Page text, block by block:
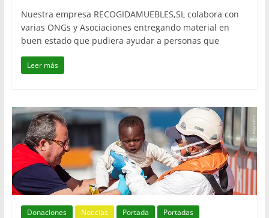
Nuestra empresa RECOGIDAMUEBLES,SL colabora con
varias ONGs y Asociaciones entregando material en
buen estado que pudiera ayudar a personas que
Leer más
Donaciones Noticias Portada Portadas